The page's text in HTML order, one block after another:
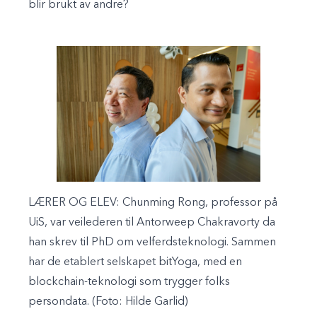
blir brukt av andre?
LÆRER OG ELEV: Chunming Rong, professor på
UiS, var veilederen til Antorweep Chakravorty da
han skrev til PhD om velferdsteknologi. Sammen
har de etablert selskapet bitYoga, med en
blockchain-teknologi som trygger folks
persondata. (Foto: Hilde Garlid)